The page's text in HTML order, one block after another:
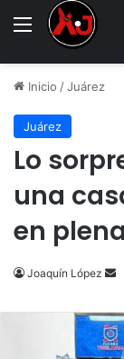
Menu
Inicio /Juárez
Juárez
Lo
una
en
Joaquín López